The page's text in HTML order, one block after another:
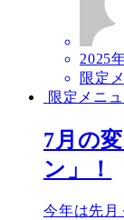
2025
限定
限定メニ
7月の
ン」！
今年は先月